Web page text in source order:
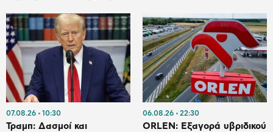
07.08.26 10:30
Τραμπ: Δασμοί και
06.08.26 22:30
ORLEN: Εξαγορά υβριδικού